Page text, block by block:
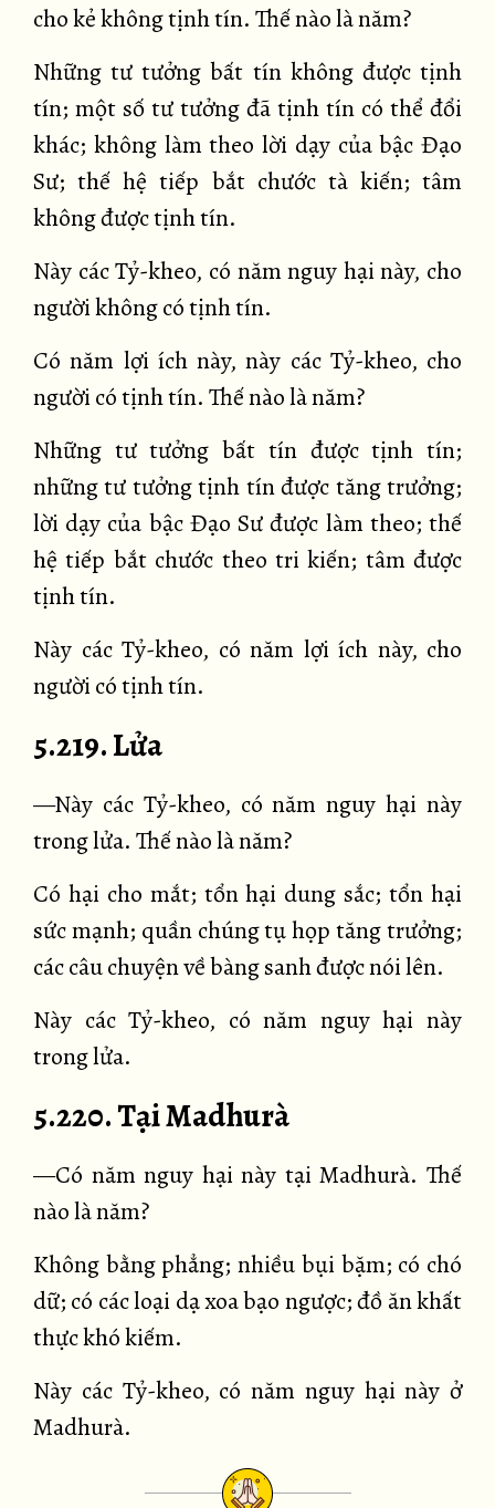
cho kẻ không tịnh tín. Thế nào là năm?
Những tư tưởng bất tín không được tịnh
tín; một số tư tưởng đã tịnh tín có thể đổi
khác; không làm theo lời dạy của bậc Đạo
Sư; thế hệ tiếp bắt chước tà kiến; tâm
không được tịnh tín.
Này các Tỷ-kheo, có năm nguy hại này, cho
người không có tịnh tín.
Có năm lợi ích này, này các Tỷ-kheo, cho
người có tịnh tín. Thế nào là năm?
Những tư tưởng bất tín được tịnh tín;
những tư tưởng tịnh tín được tăng trưởng;
lời dạy của bậc Đạo Sư được làm theo; thế
hệ tiếp bắt chước theo tri kiến; tâm được
tịnh tín.
Này các Tỷ-kheo, có năm lợi ích này, cho
người có tịnh tín.
5.219. Lửa
—Này các Tỷ-kheo, có năm nguy hại này
trong lửa. Thế nào là năm?
Có hại cho mắt; tổn hại dung sắc; tổn hại
sức mạnh; quần chúng tụ họp tăng trưởng;
các câu chuyện về bàng sanh được nói lên.
Này các Tỷ-kheo, có năm nguy hại này
trong lửa.
5.220. Tại Madhurà
—Có năm nguy hại này tại Madhurà. Thế
nào là năm?
Không bằng phẳng; nhiều bụi bặm; có chó
dữ; có các loại dạ xoa bạo ngược; đồ ăn khất
thực khó kiếm.
Này các Tỷ-kheo, có năm nguy hại này ở
Madhurà.